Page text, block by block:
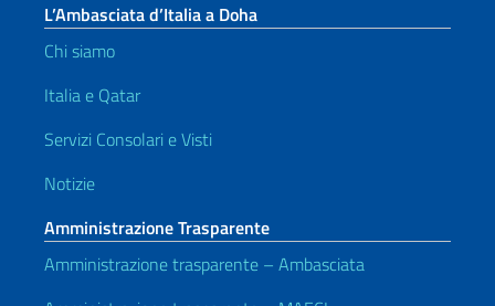
L’Ambasciata d’Italia a Doha
Chi siamo
Italia e Qatar
Servizi Consolari e Visti
Notizie
Amministrazione Trasparente
Amministrazione trasparente – Ambasciata